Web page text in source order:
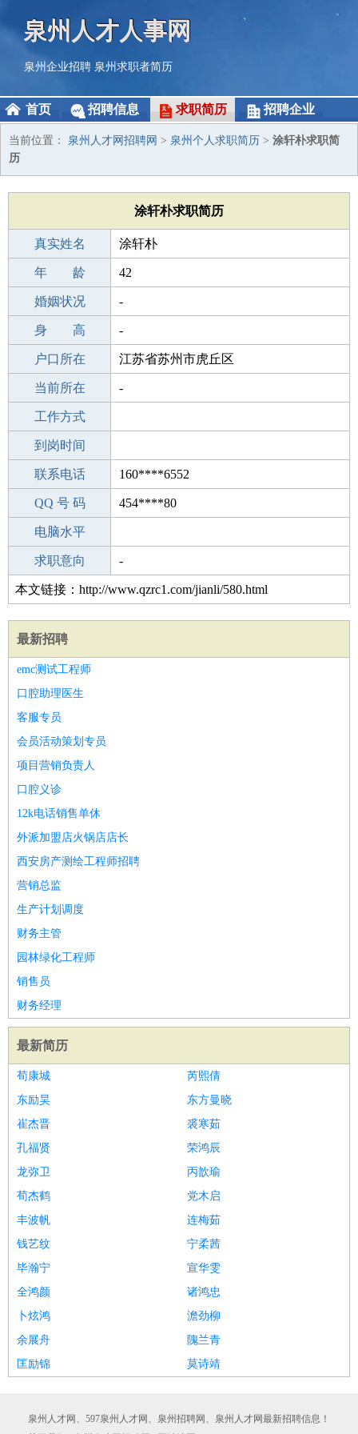
泉州人才人事网
泉州企业招聘 泉州求职者简历
首页 招聘信息 求职简历 招聘企业
当前位置： 泉州人才网招聘网 > 泉州个人求职简历 > 涂轩朴求职简
历
涂轩朴求职简历
真实姓名 涂轩朴
性 别 男
年 龄 42
出生年月 1984-05-03
婚姻状况 -
学 历 高中
身 高 -
毕业学校 菏泽剑桥中学
户口所在 江苏省苏州市虎丘区
所学专业 -
当前所在 -
工作经验
工作方式
驾 照
到岗时间
期望月薪
联系电话 160****6552
手机号码 160****6552
QQ 号 码 454****80
微信号码
电脑水平
外语水平
求职意向 -
本文链接：http://www.qzrc1.com/jianli/580.html
最新招聘
emc测试工程师
口腔助理医生
客服专员
会员活动策划专员
项目营销负责人
口腔义诊
12k电话销售单休
外派加盟店火锅店店长
西安房产测绘工程师招聘
营销总监
生产计划调度
财务主管
园林绿化工程师
销售员
财务经理
最新简历
荀康城
芮熙倩
东励昊
东方曼晓
崔杰晋
裘寒茹
孔福贤
荣鸿辰
龙弥卫
丙歆瑜
荀杰鹤
党木启
丰波帆
连梅茹
钱艺纹
宁柔茜
毕瀚宁
宣华雯
全鸿颜
诸鸿忠
卜炫鸿
澹劲柳
余展舟
隗兰青
匡励锦
莫诗靖
泉州人才网、597泉州人才网、泉州招聘网、泉州人才网最新招聘信息！